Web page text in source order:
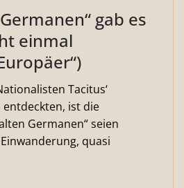
gab es
einmal
Tacitus‘
entdeckten, ist die
Germanen“ seien
quasi